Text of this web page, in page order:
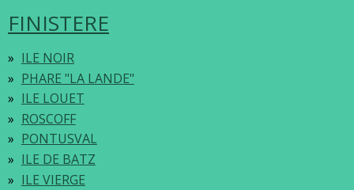
FINISTERE
ILE NOIR
PHARE "LA LANDE"
ILE LOUET
ROSCOFF
PONTUSVAL
ILE DE BATZ
ILE VIERGE